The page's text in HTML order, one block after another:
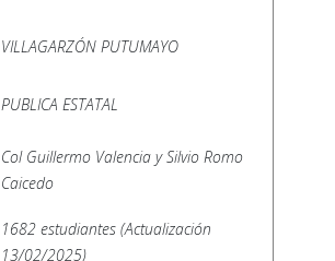
VILLAGARZÓN PUTUMAYO
PUBLICA ESTATAL
Col Guillermo Valencia y Silvio Romo
Caicedo
1682 estudiantes (Actualización
13/02/2025)